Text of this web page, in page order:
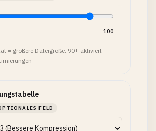
100
= größere Dateigröße. 90+ aktiviert
FELD